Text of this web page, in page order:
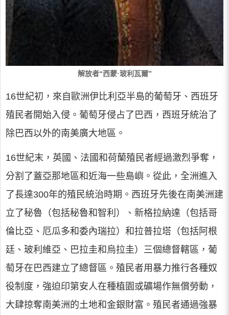
解放者“西蒙·玻利瓦爾”
16世紀初，來自歐洲伊比利亞半島的葡萄牙、西班牙
殖民者開始入侵。葡萄牙侵占了巴西，西班牙統治了
除巴西以外的南美廣大地區。
16世紀末，英國、法國和荷蘭殖民者經過激烈爭奪，
分割了蓋亞那地區和近海一些島嶼。從此，全洲進入
了長達300年的殖民統治時期。西班牙先後在南美洲建
立了秘魯（包括秘魯和智利）、新格拉納達（包括哥
倫比亞、厄瓜多和委內瑞拉）和拉普拉塔（包括阿根
廷、玻利維亞、巴拉圭和烏拉圭）三個總督轄區，葡
萄牙在巴西建立了總督區。殖民者用暴力推行各種奴
役制度，強迫印第安人在種植園或礦場作無償勞動，
大肆掠奪南美洲的土地和金銀財富。殖民者通過強暴